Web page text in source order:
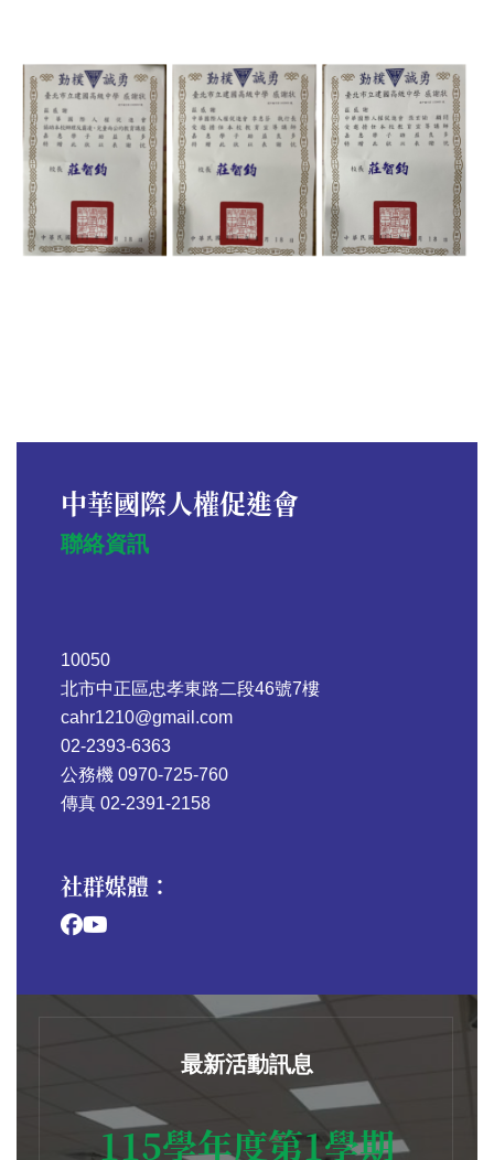
中華國際人權促進會
聯絡資訊
10050
北市中正區忠孝東路二段46號7樓
cahr1210@gmail.com
02-2393-6363
公務機 0970-725-760
傳真 02-2391-2158
社群媒體：
最新活動訊息
115學年度第1學期